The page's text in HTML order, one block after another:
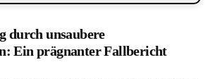
durch unsaubere
Ein prägnanter Fallbericht